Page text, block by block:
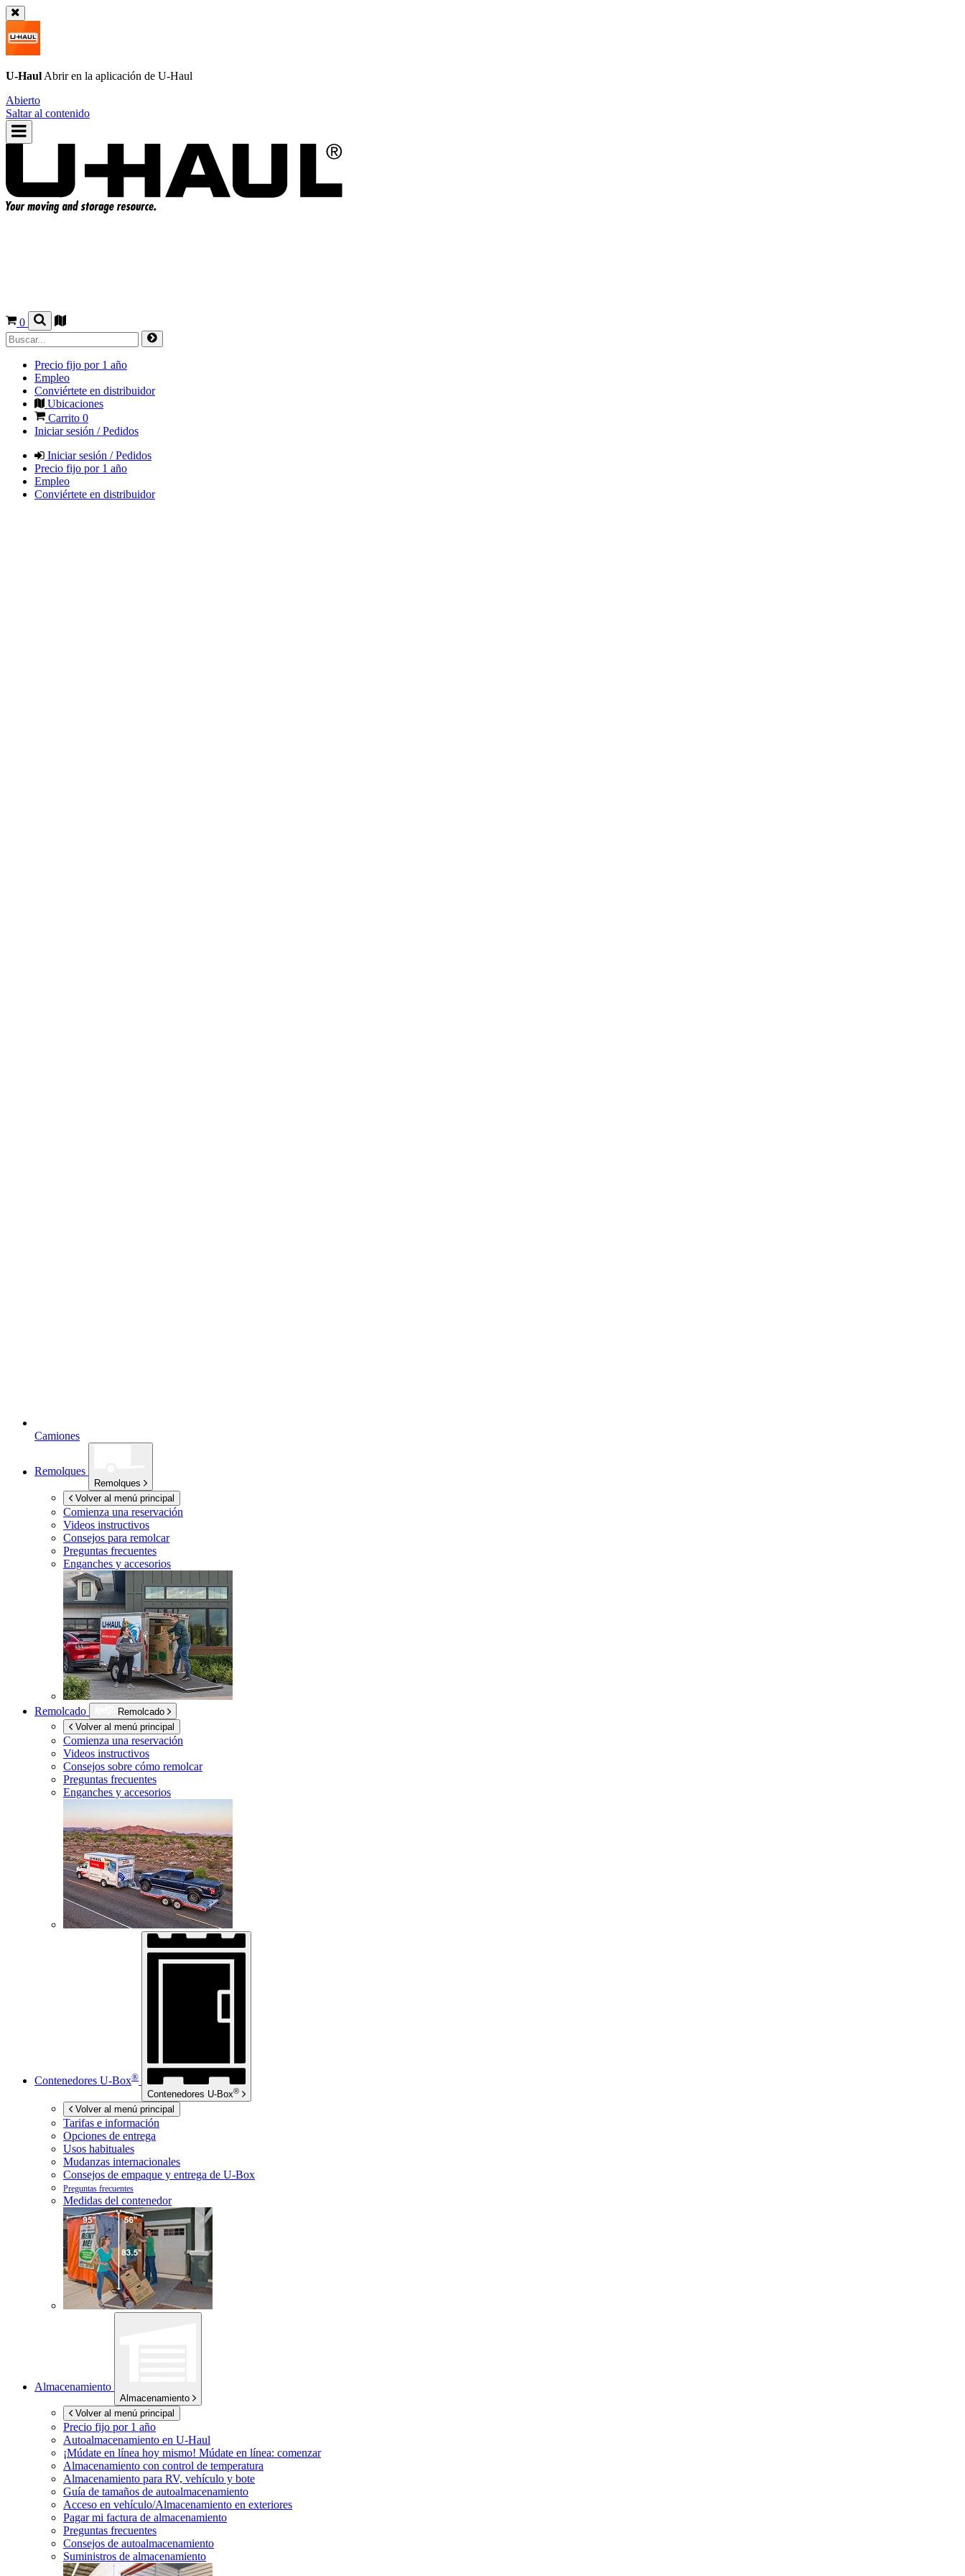
U-Haul Abrir en la aplicación de U-Haul
Abierto
Saltar al contenido
0
Precio fijo por 1 año
Empleo
Conviértete en distribuidor
Ubicaciones
Carrito 0
Iniciar sesión / Pedidos
Iniciar sesión / Pedidos
Precio fijo por 1 año
Empleo
Conviértete en distribuidor
Camiones
Remolques
Remolques
Volver al menú principal
Comienza una reservación
Videos instructivos
Consejos para remolcar
Preguntas frecuentes
Enganches y accesorios
Remolcado
Remolcado
Volver al menú principal
Comienza una reservación
Videos instructivos
Consejos sobre cómo remolcar
Preguntas frecuentes
Enganches y accesorios
Contenedores U-Box®
Contenedores U-Box®
Volver al menú principal
Tarifas e información
Opciones de entrega
Usos habituales
Mudanzas internacionales
Consejos de empaque y entrega de U-Box
Preguntas frecuentes
Medidas del contenedor
Almacenamiento
Almacenamiento
Volver al menú principal
Precio fijo por 1 año
Autoalmacenamiento en U-Haul
¡Múdate en línea hoy mismo! Múdate en línea: comenzar
Almacenamiento con control de temperatura
Almacenamiento para RV, vehículo y bote
Guía de tamaños de autoalmacenamiento
Acceso en vehículo/Almacenamiento en exteriores
Pagar mi factura de almacenamiento
Preguntas frecuentes
Consejos de autoalmacenamiento
Suministros de almacenamiento